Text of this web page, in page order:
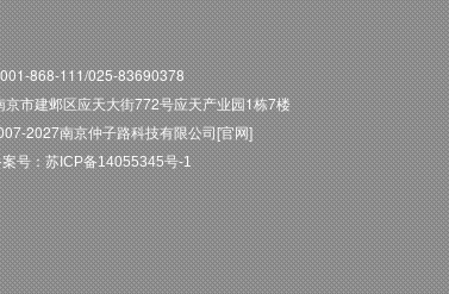
868-111/025-83690378
京市建邺区应天大街772号应天产业园1栋7楼
2027南京仲子路科技有限公司[官网]
案号：苏ICP备14055345号-1